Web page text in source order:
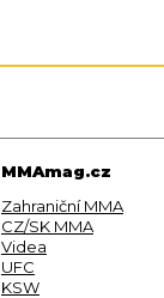
MMAmag.cz
Zahraniční MMA
CZ/SK MMA
Videa
UFC
KSW